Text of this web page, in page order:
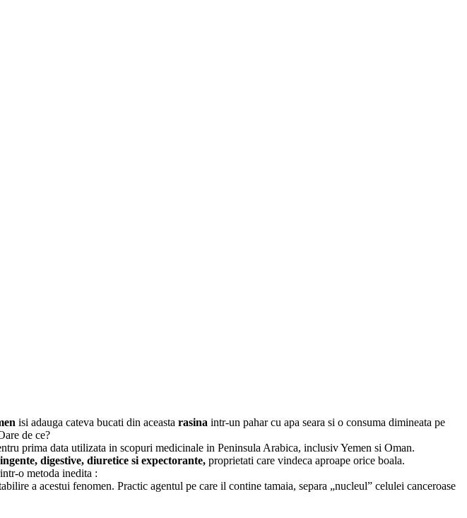
isi adauga cateva bucati din aceasta rasina intr-un pahar cu apa seara si o consuma dimineata pe
de ce?
prima data utilizata in scopuri medicinale in Peninsula Arabica, inclusiv Yemen si Oman.
digestive, diuretice si expectorante, proprietati care vindeca aproape orice boala.
o metoda inedita :
a acestui fenomen. Practic agentul pe care il contine tamaia, separa „nucleul” celulei canceroase